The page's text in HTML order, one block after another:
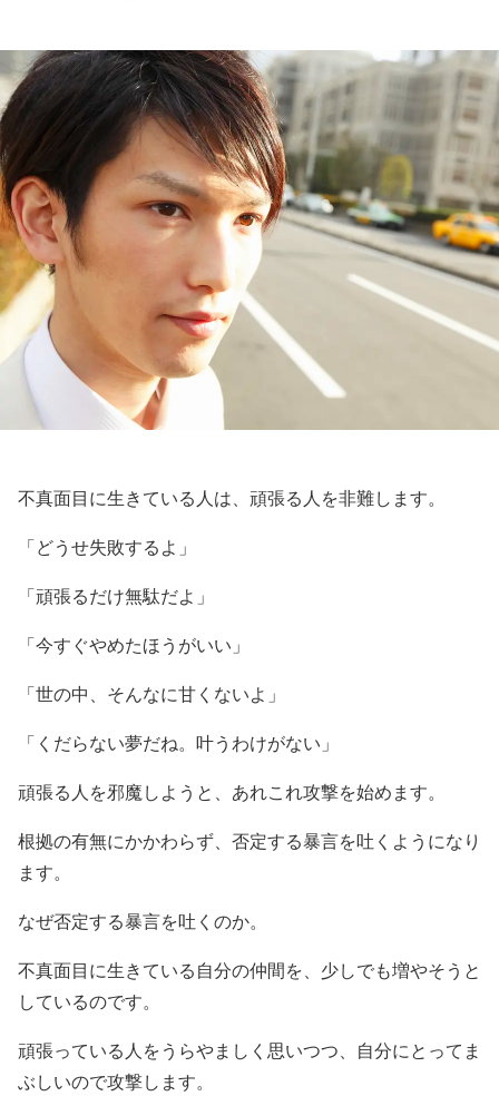
不真面目に生きている人は、頑張る人を非難します。
「どうせ失敗するよ」
「頑張るだけ無駄だよ」
「今すぐやめたほうがいい」
「世の中、そんなに甘くないよ」
「くだらない夢だね。叶うわけがない」
頑張る人を邪魔しようと、あれこれ攻撃を始めます。
根拠の有無にかかわらず、否定する暴言を吐くようになり
ます。
なぜ否定する暴言を吐くのか。
不真面目に生きている自分の仲間を、少しでも増やそうと
しているのです。
頑張っている人をうらやましく思いつつ、自分にとってま
ぶしいので攻撃します。